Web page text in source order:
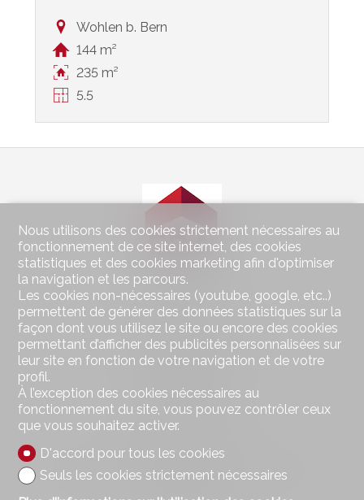
Wohlen b. Bern
144 m²
235 m²
5.5
Contactez-nous
Wohnen im Seeland Immobilien GmbH
Hauptstrasse 49
2560 Nidau
Fax 032 323 01 06
wohnen@imseeland.ch
Restez connecté
Ne laissez aucun bien vous échapper, inscrivez-vous
Nous utilisons des cookies strictement nécessaires au
fonctionnement de ce site internet, des cookies
statistiques et des cookies marketing afin d'optimiser
la navigation et les parcours.
Les cookies non-nécessaires (youtube, google, etc..)
permettent de générer des données statistiques sur la
façon dont vous utilisez le site ou encore des cookies
permettant d’afficher des publicités personnalisées sur
leur site en fonction de votre navigation et de votre
profil.
À l’exception des cookies nécessaires au
fonctionnement du site, vous pouvez contrôler ceux
que vous souhaitez activer.
D'accord pour tous les cookies
Seuls les cookies strictement nécessaires